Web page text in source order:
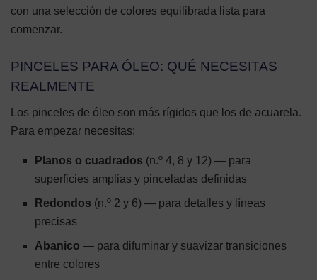
con una selección de colores equilibrada lista para
comenzar.
PINCELES PARA ÓLEO: QUÉ NECESITAS
REALMENTE
Los pinceles de óleo son más rígidos que los de acuarela.
Para empezar necesitas:
Planos o cuadrados (n.º 4, 8 y 12) — para
superficies amplias y pinceladas definidas
Redondos (n.º 2 y 6) — para detalles y líneas
precisas
Abanico — para difuminar y suavizar transiciones
entre colores